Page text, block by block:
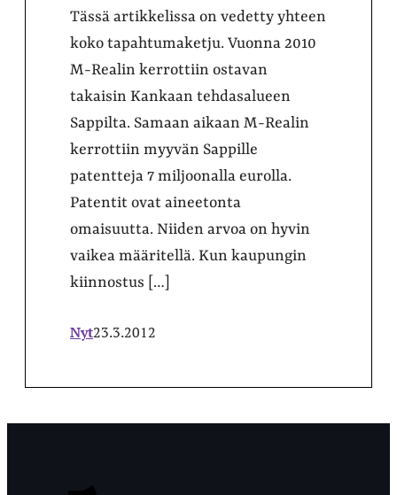
Tässä artikkelissa on vedetty yhteen
koko tapahtumaketju. Vuonna 2010
M-Realin kerrottiin ostavan
takaisin Kankaan tehdasalueen
Sappilta. Samaan aikaan M-Realin
kerrottiin myyvän Sappille
patentteja 7 miljoonalla eurolla.
Patentit ovat aineetonta
omaisuutta. Niiden arvoa on hyvin
vaikea määritellä. Kun kaupungin
kiinnostus […]
Nyt23.3.2012